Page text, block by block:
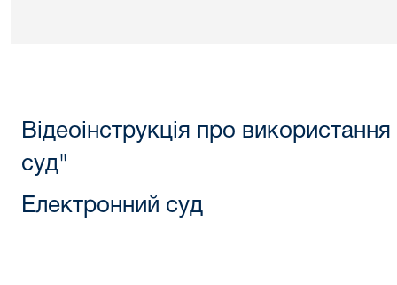
Відеоінструкція про
суд"
Електронний суд